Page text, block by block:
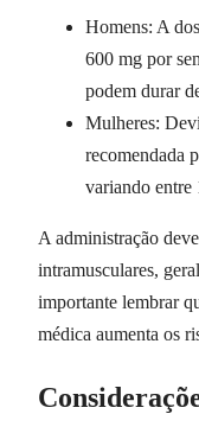
Homens: A
600 mg por
podem durar
Mulheres:
recomendada
variando entre
A administração
intramusculares,
importante lembrar
médica aumenta os